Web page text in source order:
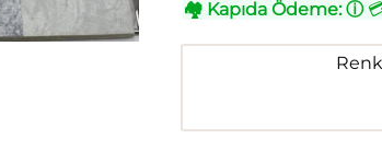
🏘 Kapıda Ödeme: ⓘ